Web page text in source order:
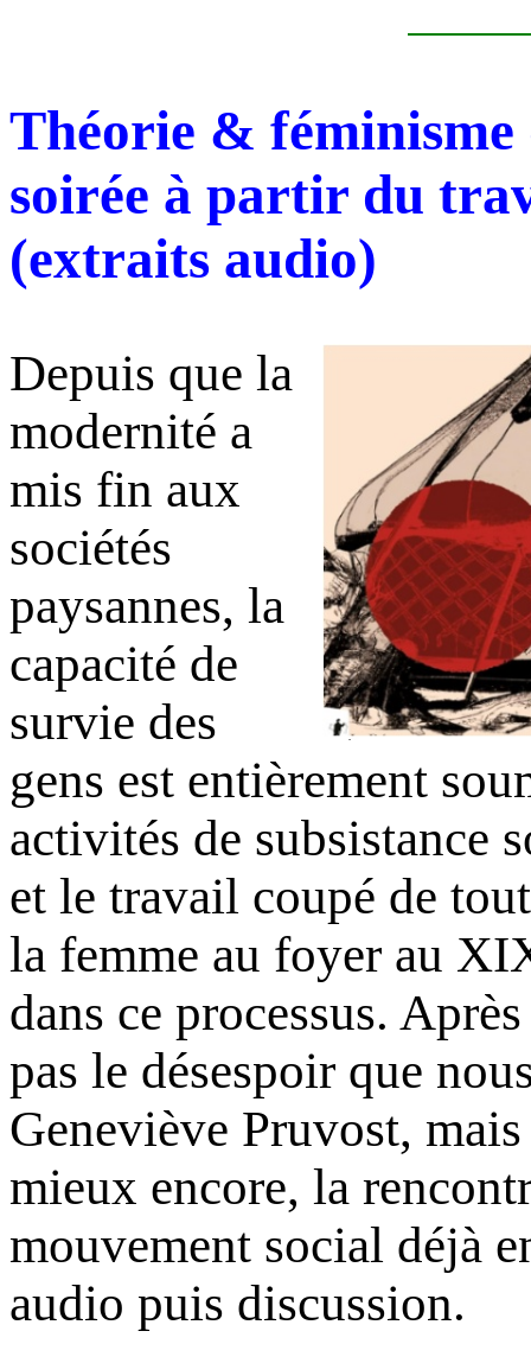
Théorie & féminisme
soirée à partir du
(extraits audio)
Depuis que la
modernité a
mis fin aux
sociétés
paysannes, la
capacité de
survie des
gens est entièrement
activités de subsistance
et le travail coupé de
la femme au foyer au
dans ce processus.
pas le désespoir que
Geneviève Pruvost,
mieux encore, la
mouvement social déjà
audio puis discussion.